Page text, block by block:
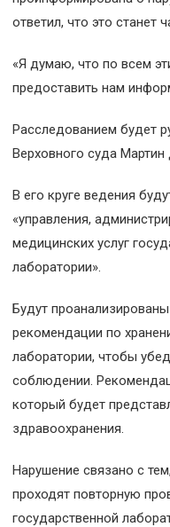
ответил, что это станет
«Я думаю, что по всем
предоставить нам
Расследованием будет
Верховного суда
В его круге ведения
«управления,
медицинских услуг
лаборатории».
Будут
рекомендации по
лаборатории, чтобы
соблюдении.
который будет
здравоохранения.
Нарушение связано с
проходят повторную
государственной